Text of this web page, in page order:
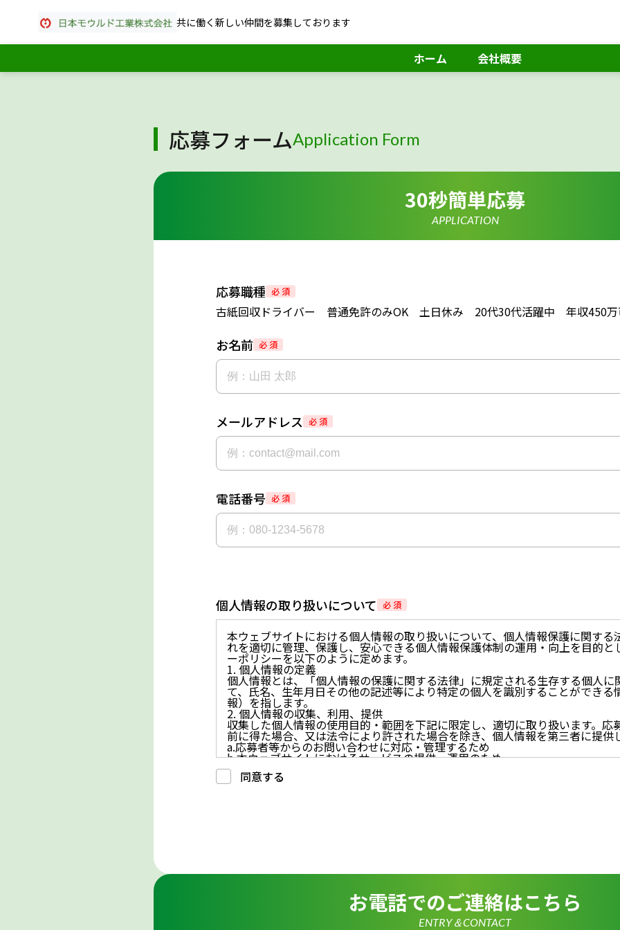
共に働く新しい仲間を募集しております
ホーム 会社概要
応募フォームApplication Form
30秒簡単応募
APPLICATION
応募職種 必 須
古紙回収ドライバー 普通免許のみOK 土日休み 20代30代活躍中 年収450万
お名前 必 須
メールアドレス 必 須
電話番号 必 須
個人情報の取り扱いについて 必 須
本ウェブサイトにおける個人情報の取り扱いについて、個人情報保護に関する
れを適切に管理、保護し、安心できる個人情報保護体制の運用・向上を目的と
ーポリシーを以下のように定めます。
1. 個人情報の定義
個人情報とは、「個人情報の保護に関する法律」に規定される生存する個人に
て、氏名、生年月日その他の記述等により特定の個人を識別することができる
報）を指します。
2. 個人情報の収集、利用、提供
収集した個人情報の使用目的・範囲を下記に限定し、適切に取り扱います。応
前に得た場合、又は法令により許された場合を除き、個人情報を第三者に提供
a.応募者等からのお問い合わせに対応・管理するため
b.本ウェブサイトにおけるサービスの提供・運用のため
c.重要なお知らせなど必要に応じたご連絡のため
d.上記の利用目的に付随する目的
ん、漏えい、滅失及び毀損から保護するため、必要な安全管理措置を講じます
本ウェブサイトでは、一部のコンテンツにおいてCookieを利用しています。
コンテンツへのアクセスに関する情報であり、氏名・メールアドレス・住所・
ません。また、お使いのブラウザ設定からCookieを無効にすることが可能です
同意する
お電話でのご連絡はこちら
ENTRY＆CONTACT